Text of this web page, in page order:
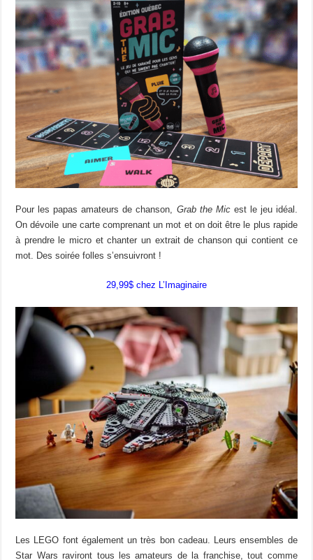
Pour les papas amateurs de chanson, Grab the Micest le jeu idéal.
On dévoile une carte comprenant un mot et on doit être le plus rapide
à prendre le micro et chanter un extrait de chanson qui contient ce
mot. Des soirée folles s’ensuivront !
29,99$ chez L’Imaginaire
Les LEGO font également un très bon cadeau. Leurs ensembles de
Star Wars raviront tous les amateurs de la franchise, tout comme